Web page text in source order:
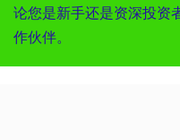
论您是新手还是资深投资
作伙伴。